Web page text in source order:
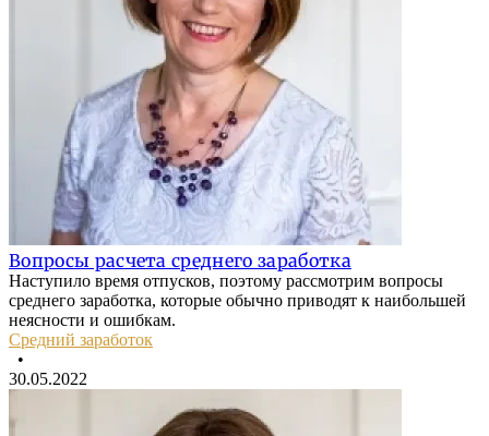
Вопросы расчета среднего заработка
Наступило время отпусков, поэтому рассмотрим вопросы
среднего заработка, которые обычно приводят к наибольшей
неясности и ошибкам.
Средний заработок
•
30.05.2022